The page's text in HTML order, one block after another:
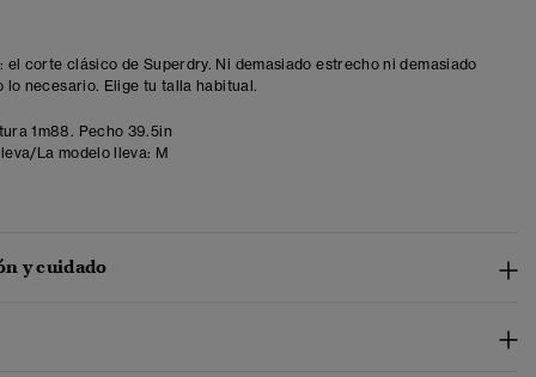
el corte clásico de Superdry. Ni demasiado estrecho ni demasiado
lo necesario. Elige tu talla habitual.
1m88. Pecho 39.5in
La modelo lleva: M
y cuidado